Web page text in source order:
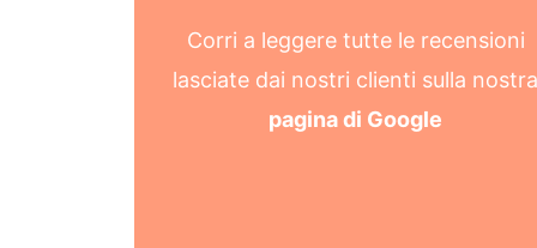
Corri a leggere tutte le recensioni
lasciate dai nostri clienti sulla
pagina di Google